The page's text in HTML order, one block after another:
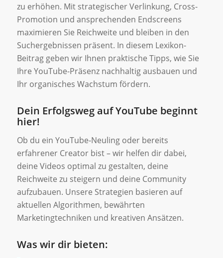
zu erhöhen. Mit strategischer Verlinkung, Cross-
Promotion und ansprechenden Endscreens
maximieren Sie Reichweite und bleiben in den
Suchergebnissen präsent. In diesem Lexikon-
Beitrag geben wir Ihnen praktische Tipps, wie Sie
Ihre YouTube-Präsenz nachhaltig ausbauen und
Ihr organisches Wachstum fördern.
Dein Erfolgsweg auf YouTube beginnt
hier!
Ob du ein YouTube-Neuling oder bereits
erfahrener Creator bist – wir helfen dir dabei,
deine Videos optimal zu gestalten, deine
Reichweite zu steigern und deine Community
aufzubauen. Unsere Strategien basieren auf
aktuellen Algorithmen, bewährten
Marketingtechniken und kreativen Ansätzen.
Was wir dir bieten: